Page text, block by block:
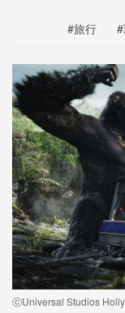
#旅行
ⓒUniversal Studios